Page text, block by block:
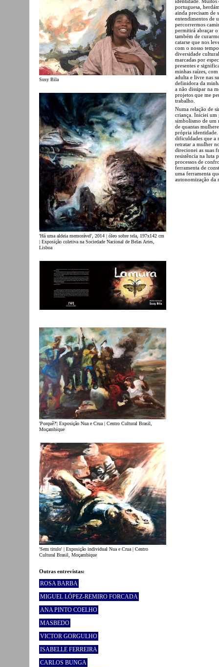
Susy Bila
'Há uma aldeia memorável', 2014 | óleo sobre tela, 197x142 cm
| Exposição coletiva na Sociedade Nacional de Belas Artes,
Lisboa
'Porquê?'| Exposição Nua e Crua | Centro Cultural Brasil,
Moçambique
'Sem titulo' | Exposição individual Nua e Crua | Centro
Cultural Brasil, Moçambique
Outras entrevistas:
ROSA BARBA
MIGUEL LÓPEZ-REMIRO FORCADA
ANA PINTO COELHO
MASBEDO
VICTOR GORGULHO
ISABELLE FERREIRA
CARLOS BUNGA
portuguesa,
ainda precisam de
entendimentos de
percorrermos
permitirá abraçar
também de
catarse que nos
com o nosso
diversidade
marcadas por
presentes e
minhas raízes,
adulta e livre nas
definidora da
a não dissipar na
projetos que me
trabalho.
Numa relação de
criança. Iniciei um
simbolismo de um
de quantas
própria identidade.
dificuldades que a
retratar a mulher
direcionei as suas
resistência na luta
processos de
ferramenta de
uma ferramenta
autonomização da